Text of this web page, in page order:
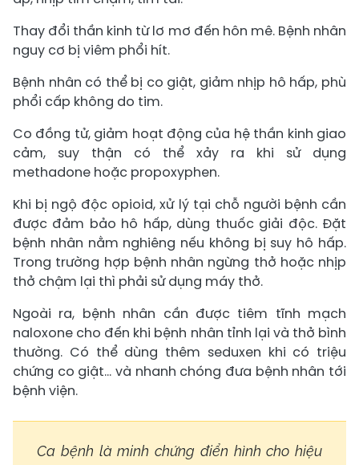
Thay đổi thần kinh từ lơ mơ đến hôn mê. Bệnh nhân
nguy cơ bị viêm phổi hít.
Bệnh nhân có thể bị co giật, giảm nhịp hô hấp, phù
phổi cấp không do tim.
Co đồng tử, giảm hoạt động của hệ thần kinh giao
cảm, suy thận có thể xảy ra khi sử dụng
methadone hoặc propoxyphen.
Khi bị ngộ độc opioid, xử lý tại chỗ người bệnh cần
được đảm bảo hô hấp, dùng thuốc giải độc. Đặt
bệnh nhân nằm nghiêng nếu không bị suy hô hấp.
Trong trường hợp bệnh nhân ngừng thở hoặc nhịp
thở chậm lại thì phải sử dụng máy thở.
Ngoài ra, bệnh nhân cần được tiêm tĩnh mạch
naloxone cho đến khi bệnh nhân tỉnh lại và thở bình
thường. Có thể dùng thêm seduxen khi có triệu
chứng co giật... và nhanh chóng đưa bệnh nhân tới
bệnh viện.
Ca bệnh là minh chứng điển hình cho hiệu